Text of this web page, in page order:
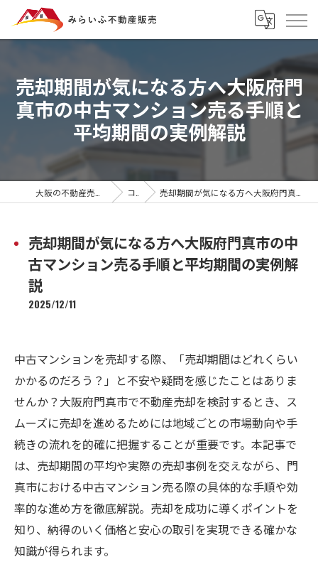
売却期間が気になる方へ大阪府門
真市の中古マンション売る手順と
平均期間の実例解説
コラム 売却期間が気になる方へ大阪府門真市の中古マンション売る手順と平均期間の実例解説
売却期間が気になる方へ大阪府門真市の中
古マンション売る手順と平均期間の実例解
説
2025/12/11
中古マンションを売却する際、「売却期間はどれくらい
かかるのだろう？」と不安や疑問を感じたことはありま
せんか？大阪府門真市で不動産売却を検討するとき、ス
ムーズに売却を進めるためには地域ごとの市場動向や手
続きの流れを的確に把握することが重要です。本記事で
は、売却期間の平均や実際の売却事例を交えながら、門
真市における中古マンション売る際の具体的な手順や効
率的な進め方を徹底解説。売却を成功に導くポイントを
知り、納得のいく価格と安心の取引を実現できる確かな
知識が得られます。